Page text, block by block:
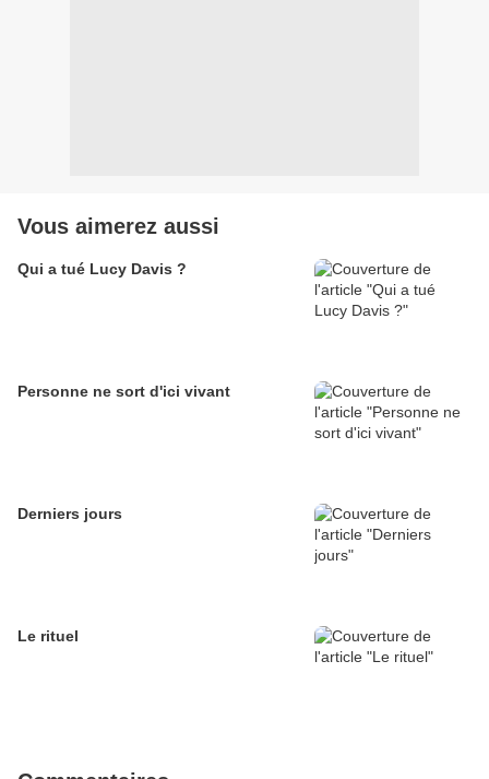
Vous aimerez aussi
Qui a tué Lucy Davis ?
Personne ne sort d'ici vivant
Derniers jours
Le rituel